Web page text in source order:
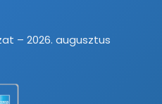
– 2026. augusztus